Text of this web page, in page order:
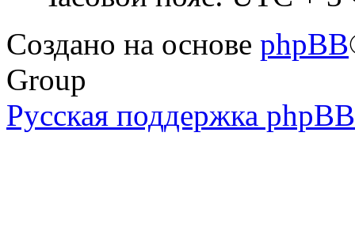
Создано на основе phpBB
Group
Русская поддержка phpBB